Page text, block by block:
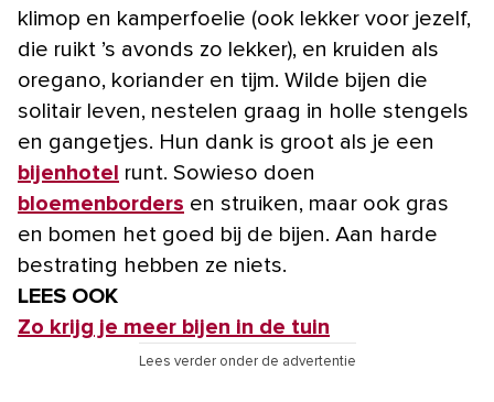
klimop en kamperfoelie (ook lekker voor jezelf,
die ruikt ’s avonds zo lekker), en kruiden als
oregano, koriander en tijm. Wilde bijen die
solitair leven, nestelen graag in holle stengels
en gangetjes. Hun dank is groot als je een
bijenhotel runt. Sowieso doen
bloemenborders en struiken, maar ook gras
en bomen het goed bij de bijen. Aan harde
bestrating hebben ze niets.
LEES OOK
Zo krijg je meer bijen in de tuin
Lees verder onder de advertentie